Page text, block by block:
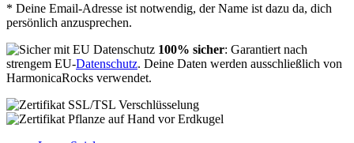
* Deine Email-Adresse ist notwendig, der Name ist dazu da, dich
persönlich anzusprechen.
100% sicher: Garantiert nach
strengem EU-Datenschutz. Deine Daten werden ausschließlich von
HarmonicaRocks verwendet.